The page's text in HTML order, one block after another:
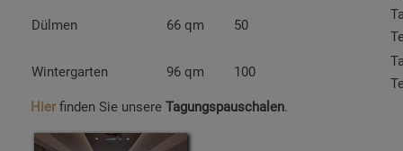
Dülmen 66 qm 50
Wintergarten 96 qm 100
Hierfinden Sie unsere Tagungspauschalen.